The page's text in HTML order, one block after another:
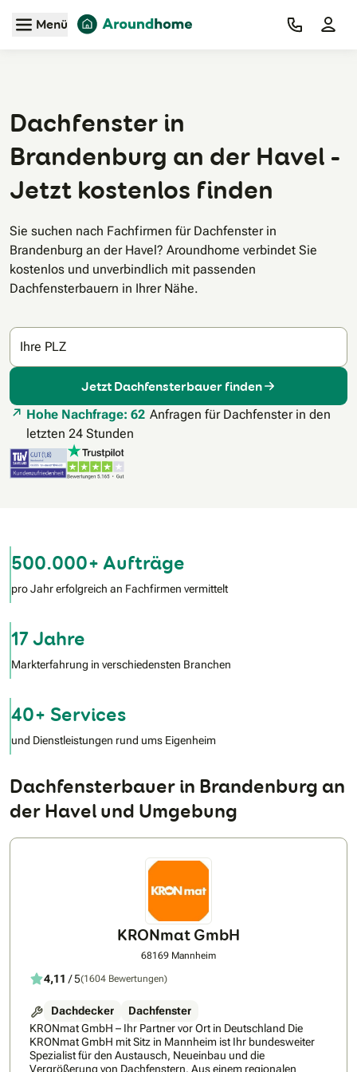
Zum Hauptinhalt
Menü
Dachfenster in
Brandenburg an der Havel -
Jetzt kostenlos finden
Sie suchen nach Fachfirmen für Dachfenster in
Brandenburg an der Havel? Aroundhome verbindet Sie
kostenlos und unverbindlich mit passenden
Dachfensterbauern in Ihrer Nähe.
Ihre PLZ
Jetzt Dachfensterbauer finden
Hohe Nachfrage: 62 Anfragen für Dachfenster in den
letzten 24 Stunden
500.000+ Aufträge
pro Jahr erfolgreich an Fachfirmen vermittelt
17 Jahre
Markterfahrung in verschiedensten Branchen
40+ Services
und Dienstleistungen rund ums Eigenheim
Dachfensterbauer in Brandenburg an
der Havel und Umgebung
KRONmat GmbH
68169 Mannheim
4,11 / 5(1604 Bewertungen)
Dachdecker
Dachfenster
KRONmat GmbH – Ihr Partner vor Ort in Deutschland Die
KRONmat GmbH mit Sitz in Mannheim ist Ihr bundesweiter
Spezialist für den Austausch, Neueinbau und die
Vergrößerung von Dachfenstern. Aus einem regionalen